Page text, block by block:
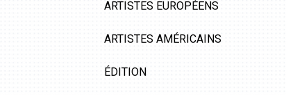
ARTISTES EUROPÉENS
ARTISTES AMÉRICAINS
ÉDITION